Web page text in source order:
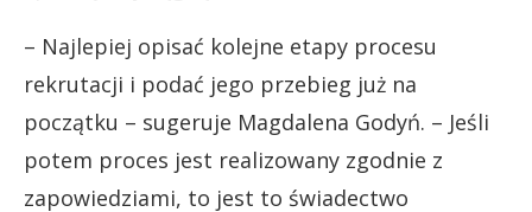
– Najlepiej opisać kolejne etapy procesu
rekrutacji i podać jego przebieg już na
początku – sugeruje Magdalena Godyń. – Jeśli
potem proces jest realizowany zgodnie z
zapowiedziami, to jest to świadectwo